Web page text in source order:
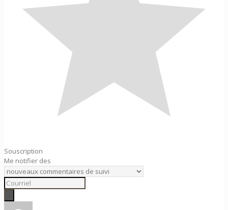
Souscription
Me notifier des